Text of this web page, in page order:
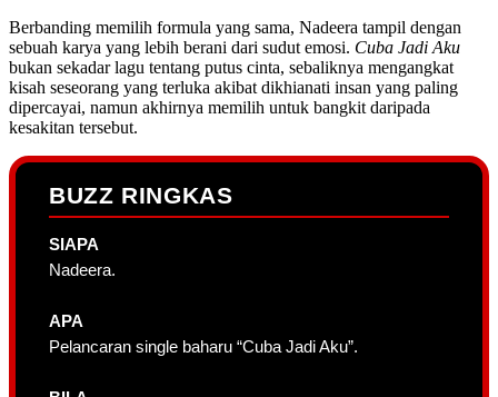
Berbanding memilih formula yang sama, Nadeera tampil dengan
sebuah karya yang lebih berani dari sudut emosi. Cuba Jadi Aku
bukan sekadar lagu tentang putus cinta, sebaliknya mengangkat
kisah seseorang yang terluka akibat dikhianati insan yang paling
dipercayai, namun akhirnya memilih untuk bangkit daripada
kesakitan tersebut.
BUZZ RINGKAS
SIAPA
Nadeera.
APA
Pelancaran single baharu “Cuba Jadi Aku”.